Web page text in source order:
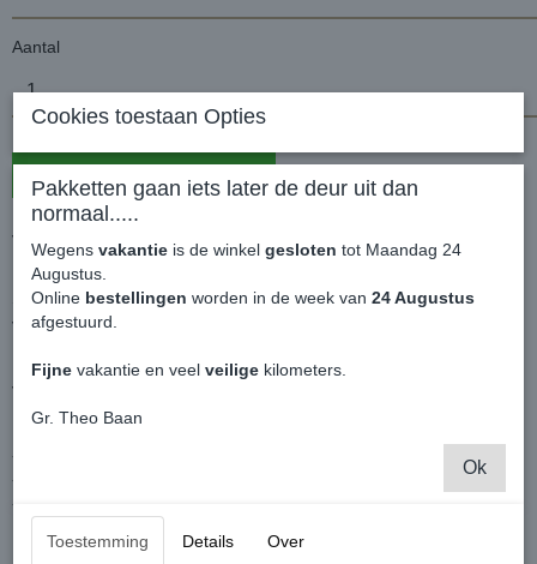
Aantal
VanFest T-Shirt - Volkswagen Caddy
Speciaal voor de echte liefhebbers, een uniek VW VanFest T-shirt!
Voorzien van een aantal logo's die verwant zijn met Volkswagen.
VanFest logo op de borst.
- Koni (dempers)
- R (Volkswagen Racing)
- BNHF (Airride & Audio)
Linkermouw;
Cookies toestaan Opties
Pakketten gaan iets later de deur uit dan
normaal.....
Wegens vakantie is de winkel gesloten tot Maandag 24
Augustus.
Online bestellingen worden in de week van 24 Augustus
afgestuurd.
Fijne vakantie en veel veilige kilometers.
Gr. Theo Baan
Ok
Toestemming Details Over